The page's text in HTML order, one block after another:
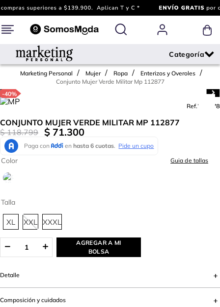
Marketing Personal Mujer Ropa
Enterizos y Overoles
Conjunto Mujer Verde Militar Mp 112877
-40%
Ref.783678
CONJUNTO MUJER VERDE MILITAR MP 112877
$ 118.799 $ 71.300
Talla
XL XXL XXXL
Color Guia de tallas
AGREGAR A MI
BOLSA
Detalle
Composición y cuidados